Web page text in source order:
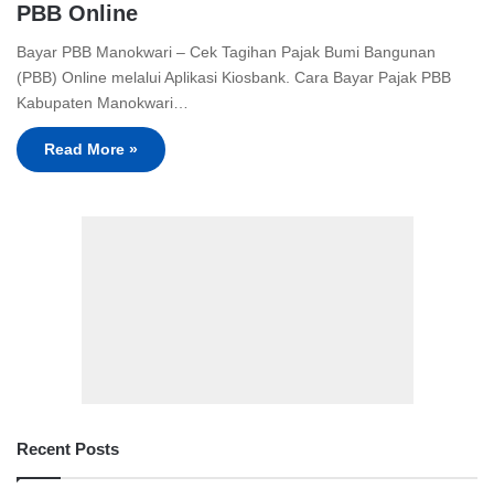
PBB Online
Bayar PBB Manokwari – Cek Tagihan Pajak Bumi Bangunan
(PBB) Online melalui Aplikasi Kiosbank. Cara Bayar Pajak PBB
Kabupaten Manokwari…
Read More »
Recent Posts